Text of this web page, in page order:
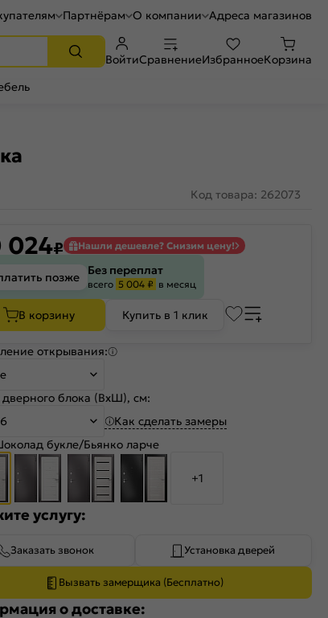
Партнёрам О компании Адреса магазинов
ВойтиСравнениеИзбранноеКорзина
Код товара: 262073
024₽ Нашли дешевле? Снизим цену!
позже Без переплат
всего 5 004 ₽ в месяц
В корзину Купить в 1 клик
открывания:
блока (ВхШ), см:
Как сделать замеры
букле/Бьянко ларче
+1
услугу:
Заказать звонок Установка дверей
Вызвать замерщика (Бесплатно)
о доставке: